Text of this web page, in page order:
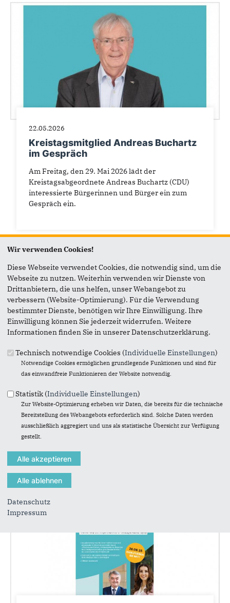
22.05.2026
Kreistagsmitglied Andreas Buchartz
im Gespräch
Am Freitag, den 29. Mai 2026 lädt der
Kreistagsabgeordnete Andreas Buchartz (CDU)
interessierte Bürgerinnen und Bürger ein zum
Gespräch ein.
Pressemitteilung der CDU-Fraktion
im Rat der Stadt Dormagen (11. WP)
Pressemitteilung zur Berichterstattung in der
NGZ vom 02.10.2025
Wir verwenden Cookies!
Diese Webseite verwendet Cookies, die notwendig sind, um die
Webseite zu nutzen. Weiterhin verwenden wir Dienste von
Drittanbietern, die uns helfen, unser Webangebot zu
verbessern (Website-Optimierung). Für die Verwendung
bestimmter Dienste, benötigen wir Ihre Einwilligung. Ihre
Einwilligung können Sie jederzeit widerrufen. Weitere
Informationen finden Sie in unserer Datenschutzerklärung.
Technisch notwendige Cookies (Individuelle Einstellungen)
Notwendige Cookies ermöglichen grundlegende Funktionen und sind für
das einwandfreie Funktionieren der Website notwendig.
Statistik (Individuelle Einstellungen)
Zur Website-Optimierung erheben wir Daten, die bereits für die technische
Bereitstellung des Webangebots erforderlich sind. Solche Daten werden
ausschließlich aggregiert und uns als statistische Übersicht zur Verfügung
gestellt.
Datenschutz
Impressum